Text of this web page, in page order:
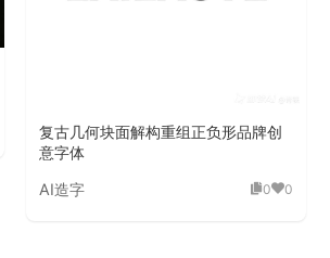
复古几何块面解构重组正负形品牌创
意字体
AI造字 0 0